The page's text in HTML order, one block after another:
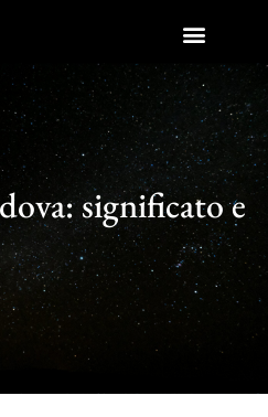
significato e